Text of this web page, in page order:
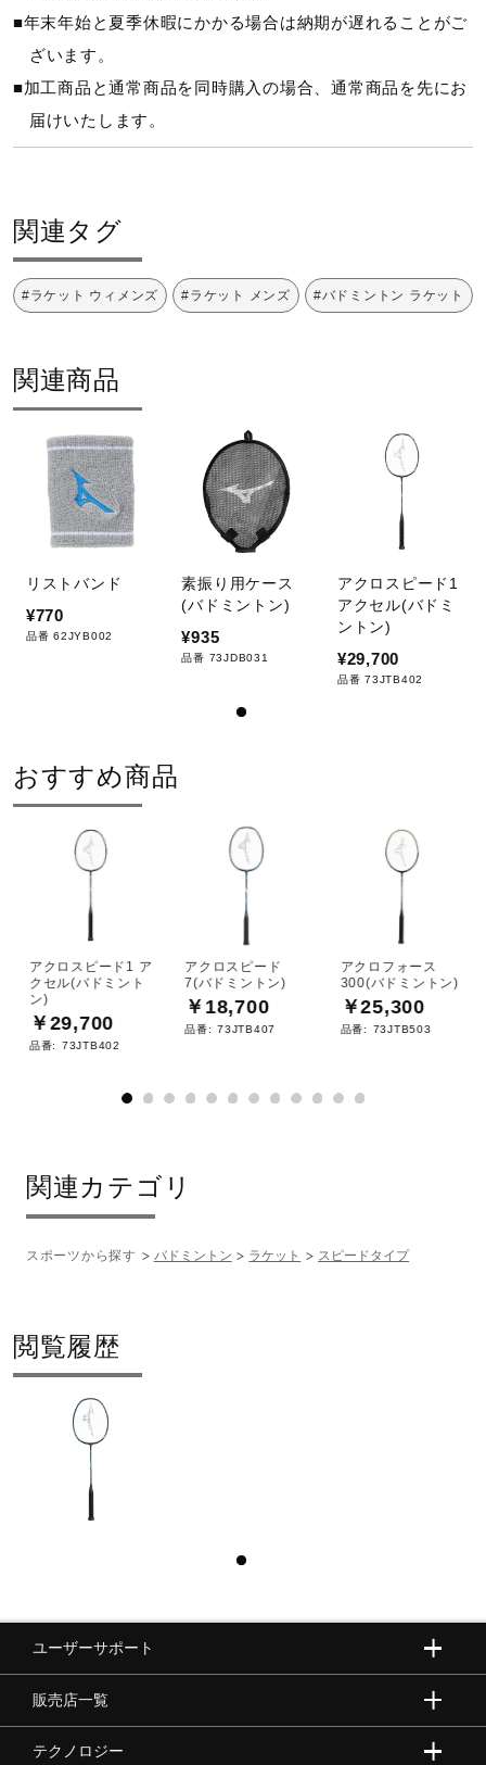
670mm
ラケットスペック情報
推奨張力：22～28ポンド
バランス
ヘッドヘビー
フレーム、ソフトケース
発売シーズン
2024年秋冬
■年末年始と夏季休暇にかかる場合は納期が遅れることがご
ざいます。
■加工商品と通常商品を同時購入の場合、通常商品を先にお
届けいたします。
関連タグ
#ラケット ウィメンズ #ラケット メンズ #バドミントン ラケット
関連商品
リストバンド
¥770
品番 62JYB002
素振り用ケース
(バドミントン)
¥935
品番 73JDB031
アクロスピード1
アクセル(バドミ
ントン)
¥29,700
品番 73JTB402
おすすめ商品
アクロスピード1 ア
クセル(バドミント
ン)
￥29,700
品番: 73JTB402
アクロスピード
7(バドミントン)
￥18,700
品番: 73JTB407
アクロフォース
300(バドミントン)
￥25,300
品番: 73JTB503
関連カテゴリ
スポーツから探す バドミントン ラケット スピードタイプ
閲覧履歴
ユーザーサポート
販売店一覧
テクノロジー